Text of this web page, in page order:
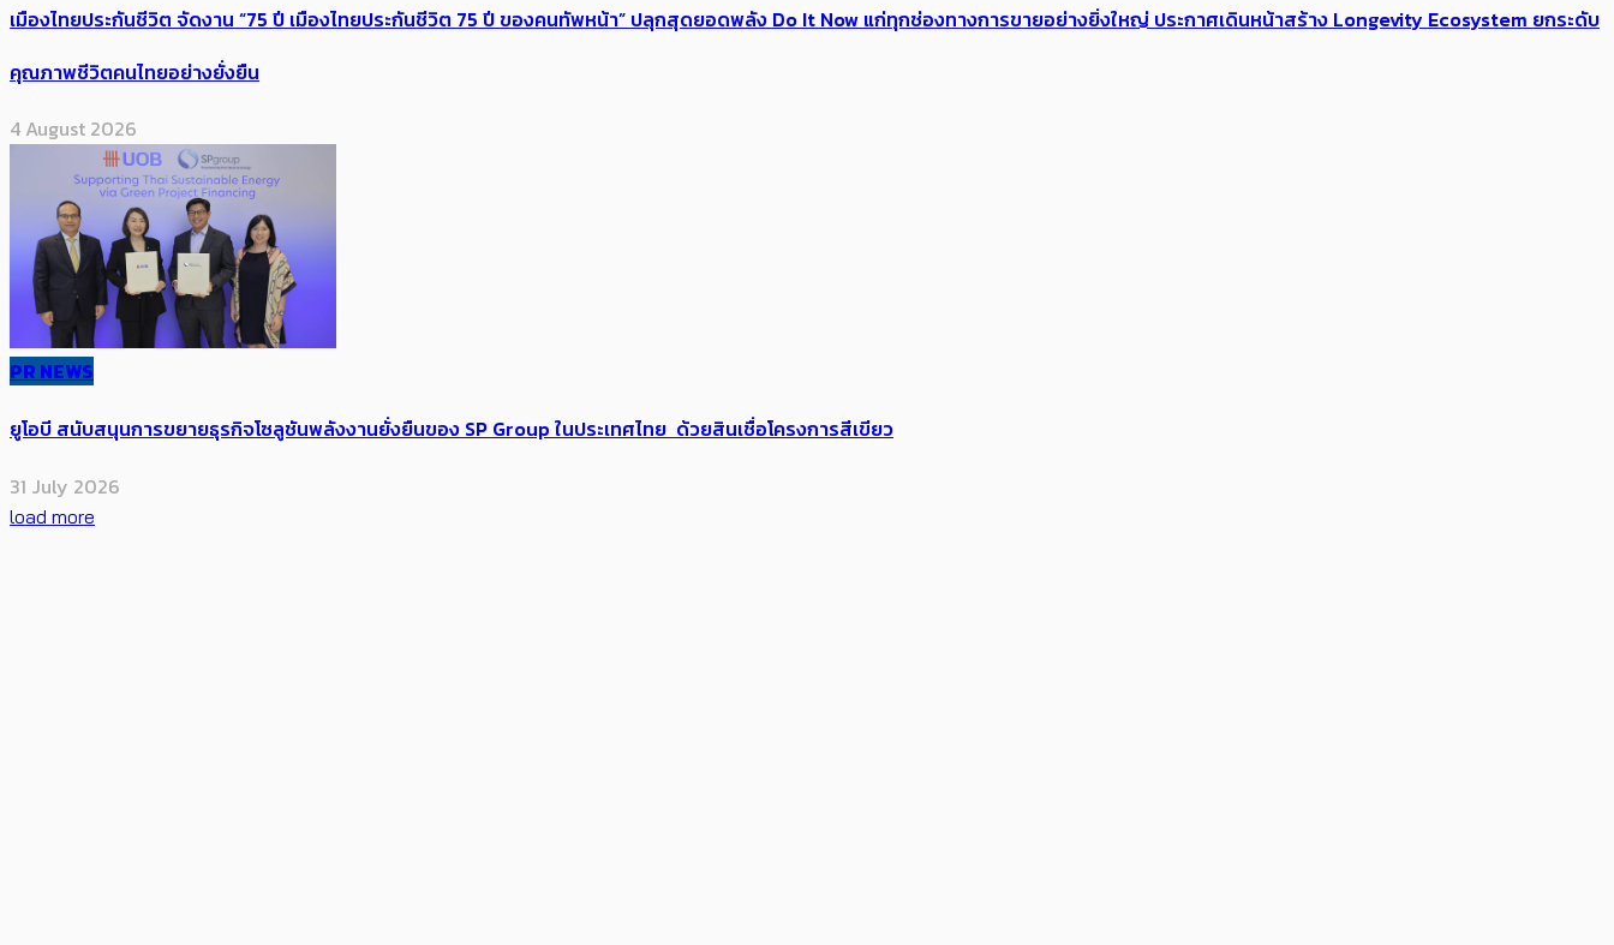
เมืองไทยประกันชีวิต จัดงาน “75 ปี เมืองไทยประกันชีวิต 75 ปี ของคนทัพหน้า” ปลุกสุดยอดพลัง Do It Now แก่ทุกช่องทางการขายอย่างยิ่งใหญ่ ประกาศเดินหน้าสร้าง Longevity Ecosystem ยกระดับ
คุณภาพชีวิตคนไทยอย่างยั่งยืน
4 August 2026
PR NEWS
ยูโอบี สนับสนุนการขยายธุรกิจโซลูชันพลังงานยั่งยืนของ SP Group ในประเทศไทย ด้วยสินเชื่อโครงการสีเขียว
31 July 2026
load more